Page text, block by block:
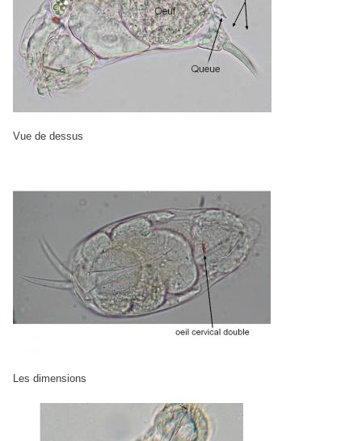
Vue de dessus
Les dimensions